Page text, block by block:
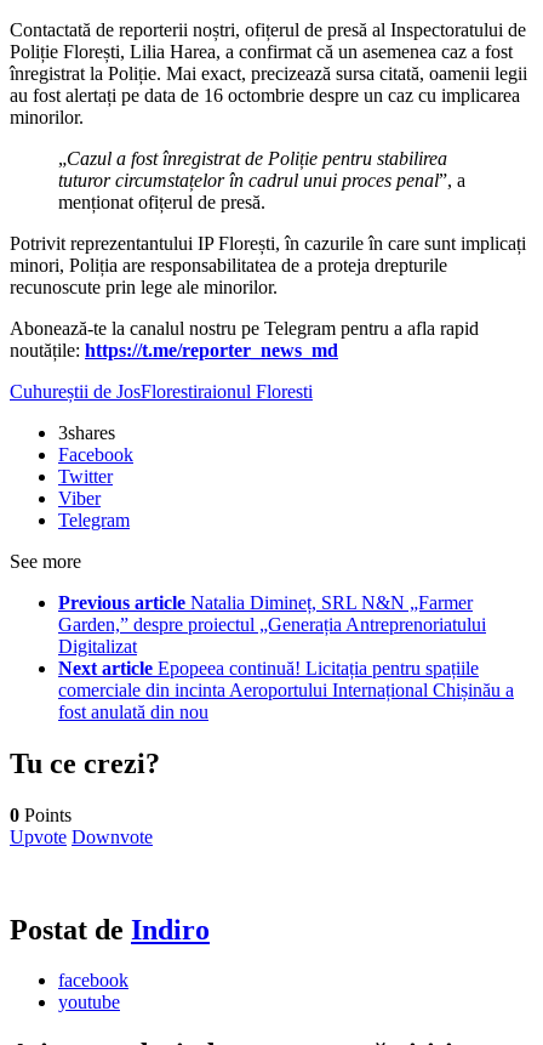
Contactată de reporterii noștri, ofițerul de presă al Inspectoratului de
Poliție Florești, Lilia Harea, a confirmat că un asemenea caz a fost
înregistrat la Poliție. Mai exact, precizează sursa citată, oamenii legii
au fost alertați pe data de 16 octombrie despre un caz cu implicarea
minorilor.
„Cazul a fost înregistrat de Poliție pentru stabilirea
tuturor circumstațelor în cadrul unui proces penal”, a
menționat ofițerul de presă.
Potrivit reprezentantului IP Florești, în cazurile în care sunt implicați
minori, Poliția are responsabilitatea de a proteja drepturile
recunoscute prin lege ale minorilor.
Abonează-te la canalul nostru pe Telegram pentru a afla rapid
noutățile: https://t.me/reporter_news_md
Cuhureștii de JosFlorestiraionul Floresti
3shares
Facebook
Twitter
Viber
Telegram
See more
Previous article Natalia Dimineț, SRL N&N „Farmer
Garden,” despre proiectul „Generația Antreprenoriatului
Digitalizat
Next article Epopeea continuă! Licitația pentru spațiile
comerciale din incinta Aeroportului Internațional Chișinău a
fost anulată din nou
Tu ce crezi?
0 Points
Upvote Downvote
Postat de Indiro
facebook
youtube